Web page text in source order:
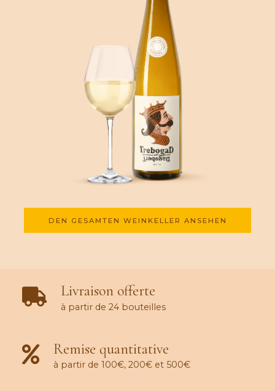
DEN GESAMTEN WEINKELLER ANSEHEN
Livraison offerte
à partir de 24 bouteilles
Remise quantitative
à partir de 100€, 200€ et 500€